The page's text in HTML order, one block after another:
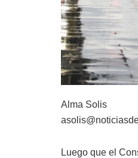
Alma Solis
Luego que el